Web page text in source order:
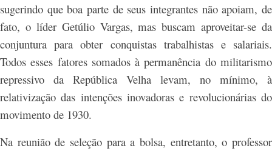
sugerindo que boa parte de seus integrantes não apoiam, de
fato, o líder Getúlio Vargas, mas buscam aproveitar-se da
conjuntura para obter conquistas trabalhistas e salariais.
Todos esses fatores somados à permanência do militarismo
repressivo da República Velha levam, no mínimo, à
relativização das intenções inovadoras e revolucionárias do
movimento de 1930.
Na reunião de seleção para a bolsa, entretanto, o professor